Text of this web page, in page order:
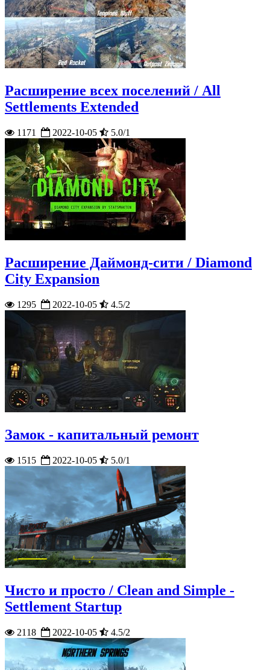
Расширение всех поселений / All
Settlements Extended
1171 2022-10-05 5.0/1
Расширение Даймонд-сити / Diamond
City Expansion
1295 2022-10-05 4.5/2
Замок - капитальный ремонт
1515 2022-10-05 5.0/1
Чисто и просто / Clean and Simple -
Settlement Startup
2118 2022-10-05 4.5/2